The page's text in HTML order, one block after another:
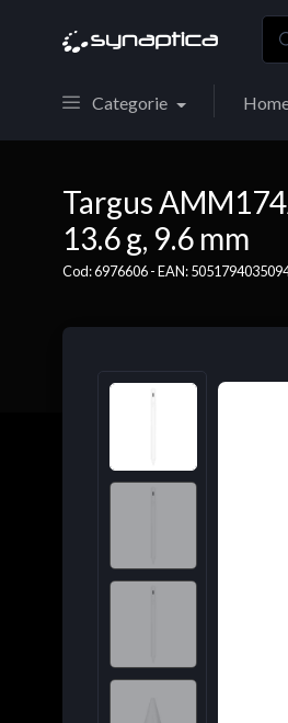
Categorie
Targus
13.6 g, 9.6 mm
Cod: 6976606 - EAN: